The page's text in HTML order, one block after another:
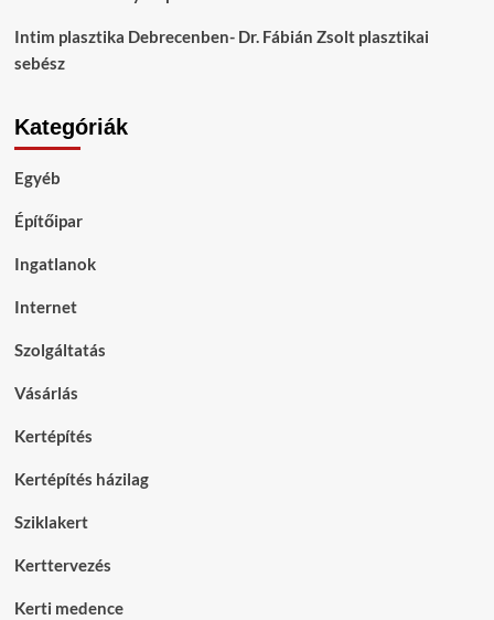
Intim plasztika Debrecenben- Dr. Fábián Zsolt plasztikai
sebész
Kategóriák
Egyéb
Építőipar
Ingatlanok
Internet
Szolgáltatás
Vásárlás
Kertépítés
Kertépítés házilag
Sziklakert
Kerttervezés
Kerti medence